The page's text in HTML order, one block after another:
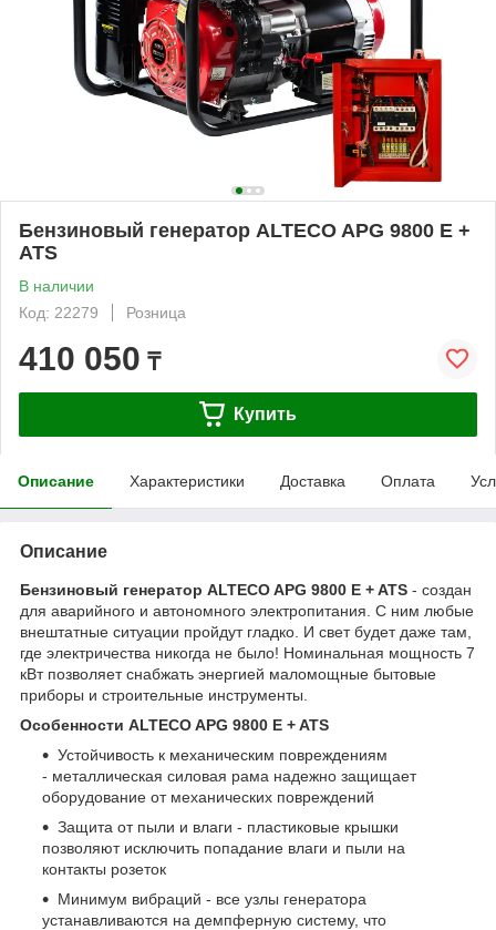
Бензиновый генератор ALTECO APG 9800 E +
ATS
В наличии
Код: 22279
Розница
410 050 ₸
Купить
Описание Характеристики Доставка Оплата
Описание
Бензиновый генератор ALTECO APG 9800 E + ATS - создан
для аварийного и автономного электропитания. С ним любые
внештатные ситуации пройдут гладко. И свет будет даже там,
где электричества никогда не было! Номинальная мощность 7
кВт позволяет снабжать энергией маломощные бытовые
приборы и строительные инструменты.
Особенности ALTECO APG 9800 E + ATS
Устойчивость к механическим повреждениям
- металлическая силовая рама надежно защищает
оборудование от механических повреждений
Защита от пыли и влаги - пластиковые крышки
позволяют исключить попадание влаги и пыли на
контакты розеток
Минимум вибраций - все узлы генератора
устанавливаются на демпферную систему, что